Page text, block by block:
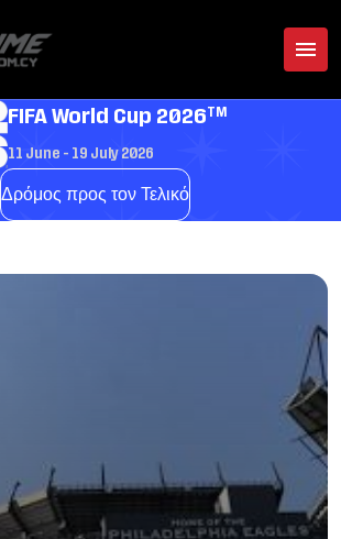
FIFA World Cup 2026TM
11 June - 19 July 2026
Δρόμος προς τον Τελικό